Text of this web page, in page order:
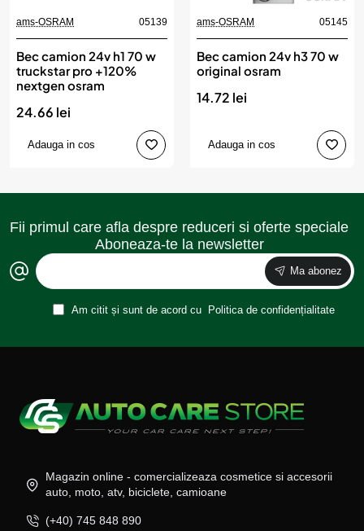
ams-OSRAM 05139
Bec camion 24v h1 70 w
truckstar pro +120%
nextgen osram
24.66 lei
Adauga in cos
ams-OSRAM 05145
Bec camion 24v h3 70 w
original osram
14.72 lei
Adauga in cos
Fii primul care afla despre reduceri si oferte speciale
Aboneaza-te la newsletter
Ma abonez
Am citit și sunt de acord cu Politica de confidențialitate
Magazin online - comercializeaza cosmetice si accesorii
auto, moto, atv, biciclete, camioane
(+40) 745 848 890